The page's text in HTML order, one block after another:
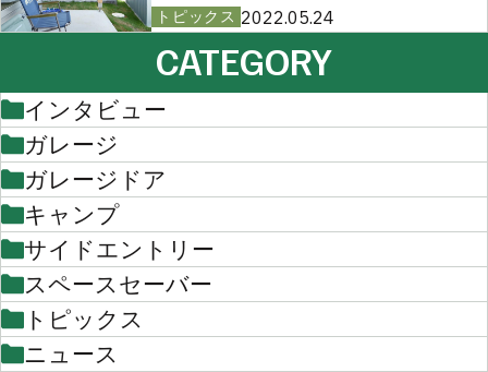
トピックス 2022.05.24
CATEGORY
インタビュー
ガレージ
ガレージドア
キャンプ
サイドエントリー
スペースセーバー
トピックス
ニュース